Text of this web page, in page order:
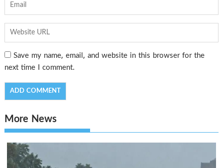
Save my name, email, and website in this browser for the
next time I comment.
More News